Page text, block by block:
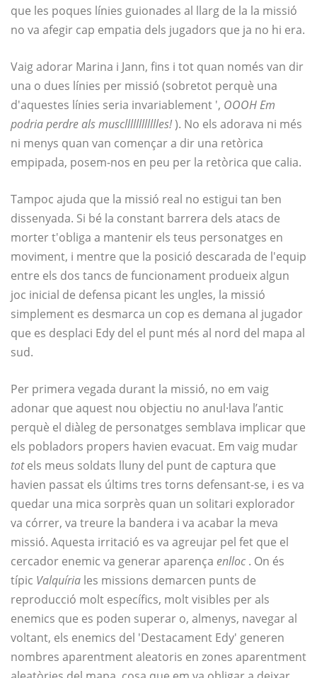
que les poques línies guionades al llarg de la la missió
no va afegir cap empatia dels jugadors que ja no hi era.
Vaig adorar Marina i Jann, fins i tot quan només van dir
una o dues línies per missió (sobretot perquè una
d'aquestes línies seria invariablement ', OOOH Em
podria perdre als musclllllllllllles!). No els adorava ni més
ni menys quan van començar a dir una retòrica
empipada, posem-nos en peu per la retòrica que calia.
Tampoc ajuda que la missió real no estigui tan ben
dissenyada. Si bé la constant barrera dels atacs de
morter t'obliga a mantenir els teus personatges en
moviment, i mentre que la posició descarada de l'equip
entre els dos tancs de funcionament produeix algun
joc inicial de defensa picant les ungles, la missió
simplement es desmarca un cop es demana al jugador
que es desplaci Edy del el punt més al nord del mapa al
sud.
Per primera vegada durant la missió, no em vaig
adonar que aquest nou objectiu no anul·lava l’antic
perquè el diàleg de personatges semblava implicar que
els pobladors propers havien evacuat. Em vaig mudar
totels meus soldats lluny del punt de captura que
havien passat els últims tres torns defensant-se, i es va
quedar una mica sorprès quan un solitari explorador
va córrer, va treure la bandera i va acabar la meva
missió. Aquesta irritació es va agreujar pel fet que el
cercador enemic va generar aparença enlloc . On és
típic Valquíria les missions demarcen punts de
reproducció molt específics, molt visibles per als
enemics que es poden superar o, almenys, navegar al
voltant, els enemics del 'Destacament Edy' generen
nombres aparentment aleatoris en zones aparentment